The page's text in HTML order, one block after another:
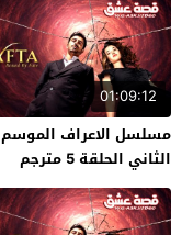
01:09:12
مسلسل الاعراف الموسم
الثاني الحلقة 5 مترجم